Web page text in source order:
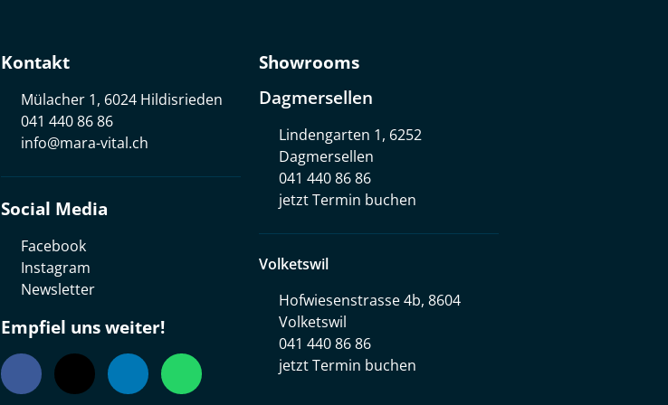
Kontakt
Mülacher 1, 6024 Hildisrieden
041 440 86 86
info@mara-vital.ch
Social Media
Facebook
Instagram
Newsletter
Empfiel uns weiter!
Showrooms
Dagmersellen
Lindengarten 1, 6252
Dagmersellen
041 440 86 86
jetzt Termin buchen
Volketswil
Hofwiesenstrasse 4b, 8604
Volketswil
041 440 86 86
jetzt Termin buchen